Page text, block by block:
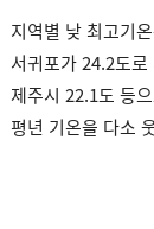
지역별 낮 최고기
서귀포가 24.2도
제주시 22.1도 등
평년 기온을 다소